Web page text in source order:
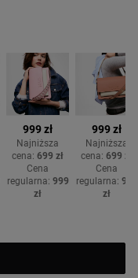
999 zł
Najniższa
cena: 699 zł
Cena
regularna: 999
zł
999 zł
Najniższa
cena: 699 zł
Cena
regularna: 999
zł